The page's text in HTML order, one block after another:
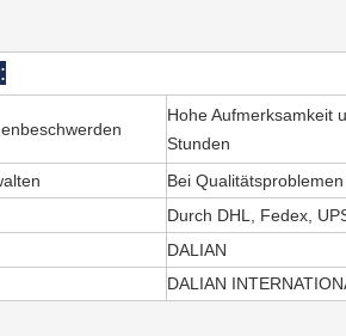
Hohe Aufmerksamkeit
Stunden
Bei
Durch DHL, Fedex,
DALIAN
DALIAN